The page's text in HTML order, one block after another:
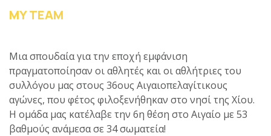
MY TEAM
Μια σπουδαία για την εποχή εμφάνιση
πραγματοποίησαν οι αθλητές και οι αθλήτριες του
συλλόγου μας στους 36ους Αιγαιοπελαγίτικους
αγώνες, που φέτος φιλοξενήθηκαν στο νησί της Χίου.
Η ομάδα μας κατέλαβε την 6η θέση στο Αιγαίο με 53
βαθμούς ανάμεσα σε 34 σωματεία!